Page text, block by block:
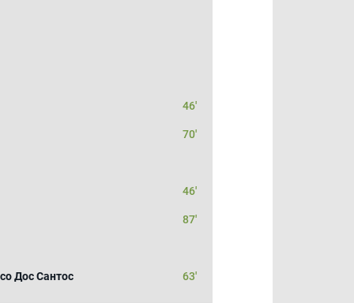
46'
70'
46'
87'
Дос Сантос 63'